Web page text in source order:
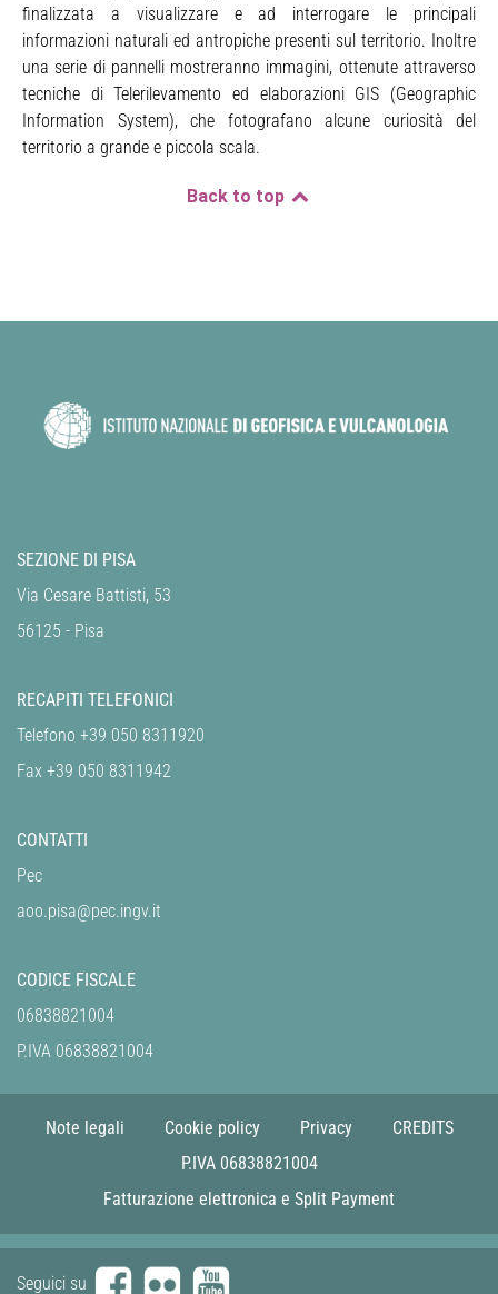
finalizzata a visualizzare e ad interrogare le principali
informazioni naturali ed antropiche presenti sul territorio. Inoltre
una serie di pannelli mostreranno immagini, ottenute attraverso
tecniche di Telerilevamento ed elaborazioni GIS (Geographic
Information System), che fotografano alcune curiosità del
territorio a grande e piccola scala.
Back to top
SEZIONE DI PISA
Via Cesare Battisti, 53
56125 - Pisa
RECAPITI TELEFONICI
Telefono +39 050 8311920
Fax +39 050 8311942
CONTATTI
Pec
aoo.pisa@pec.ingv.it
CODICE FISCALE
06838821004
P.IVA 06838821004
Note legali Cookie policy Privacy
CREDITS
P.IVA 06838821004
Fatturazione elettronica e Split Payment
Seguici su